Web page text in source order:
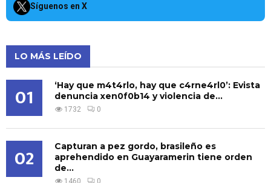
Síguenos en X
LO MÁS LEÍDO
01
‘Hay que m4t4rlo, hay que c4rne4rl0’: Evista
denuncia xen0f0b14 y violencia de...
1732 0
02
Capturan a pez gordo, brasileño es
aprehendido en Guayaramerin tiene orden
de...
1460 0